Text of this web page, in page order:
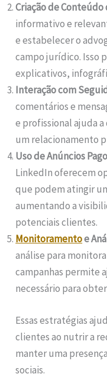
Criação de Conteúdo
informativo e
e estabelecer o
campo jurídico. Isso
explicativos,
Interação com
comentários e
e profissional ajuda
um relacionamento
Uso de Anúncios
LinkedIn oferecem
que podem atingir
aumentando a
potenciais clientes.
Monitoramentoe
análise para
campanhas permite
necessário para
Essas estratégias
clientes ao nutrir a
manter uma
sociais.